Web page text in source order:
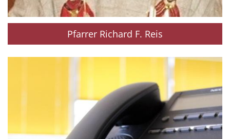
Pfarrer Richard F. Reis